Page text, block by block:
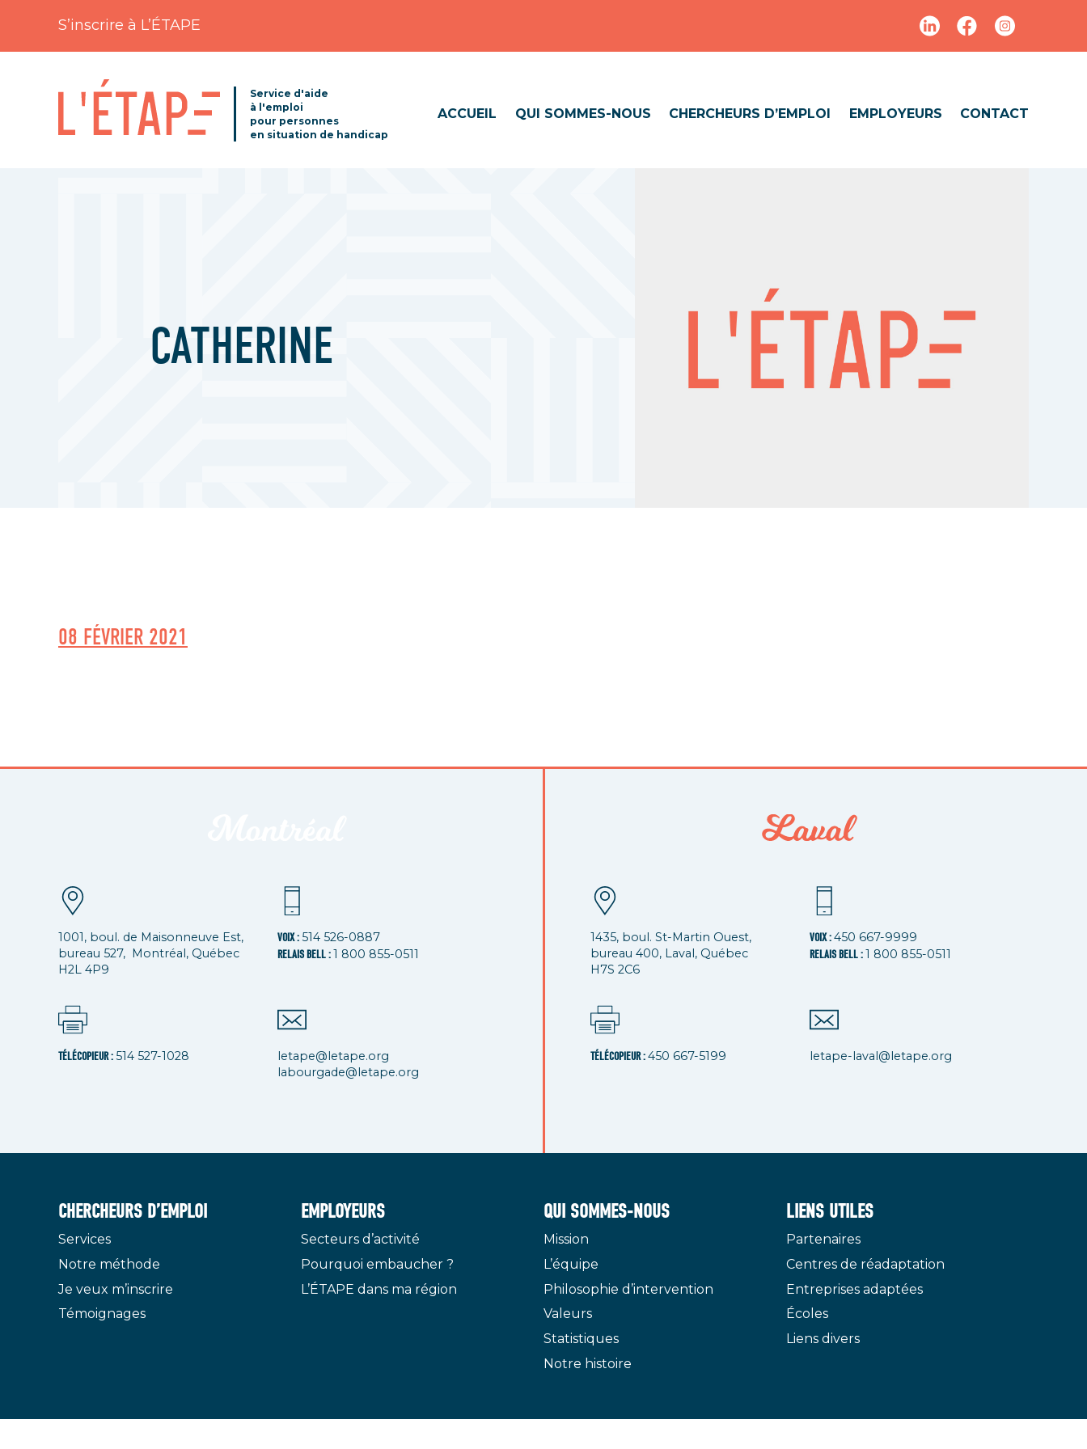
S’inscrire à L’ÉTAPE
Service d'aide
à l'emploi
pour personnes
en situation de handicap
ACCUEIL QUI SOMMES-NOUS CHERCHEURS D’EMPLOI EMPLOYEURS CONTACT
CATHERINE
08 FÉVRIER 2021
1001, boul. de Maisonneuve Est,
bureau 527, Montréal, Québec
H2L 4P9
VOIX :514 526-0887
RELAIS BELL :1 800 855-0511
TÉLÉCOPIEUR :514 527-1028
letape@letape.org
labourgade@letape.org
1435, boul. St-Martin Ouest,
bureau 400, Laval, Québec
H7S 2C6
VOIX :450 667-9999
RELAIS BELL :1 800 855-0511
TÉLÉCOPIEUR :450 667-5199 letape-laval@letape.org
CHERCHEURS D’EMPLOI
Services
Notre méthode
Je veux m’inscrire
Témoignages
EMPLOYEURS
Secteurs d’activité
Pourquoi embaucher ?
L’ÉTAPE dans ma région
QUI SOMMES-NOUS
Mission
L’équipe
Philosophie d’intervention
Valeurs
Statistiques
Notre histoire
LIENS UTILES
Partenaires
Centres de réadaptation
Entreprises adaptées
Écoles
Liens divers